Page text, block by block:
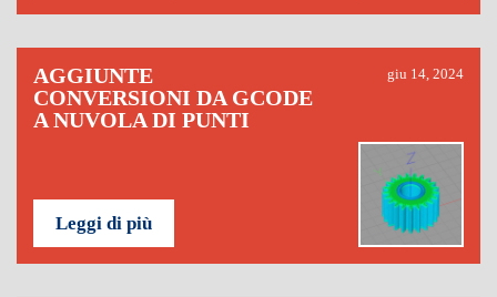
AGGIUNTE
CONVERSIONI DA GCODE
A NUVOLA DI PUNTI
giu 14, 2024
Leggi di più